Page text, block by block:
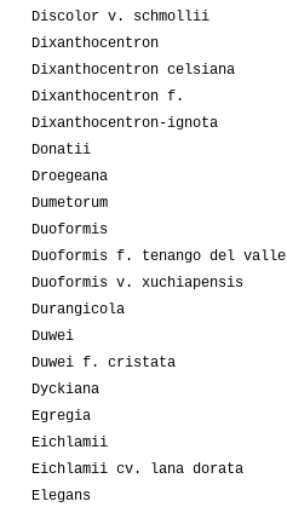
Discolor v. schmollii
Dixanthocentron
Dixanthocentron celsiana
Dixanthocentron f.
Dixanthocentron-ignota
Donatii
Droegeana
Dumetorum
Duoformis
Duoformis f. tenango del valle
Duoformis v. xuchiapensis
Durangicola
Duwei
Duwei f. cristata
Dyckiana
Egregia
Eichlamii
Eichlamii cv. lana dorata
Elegans